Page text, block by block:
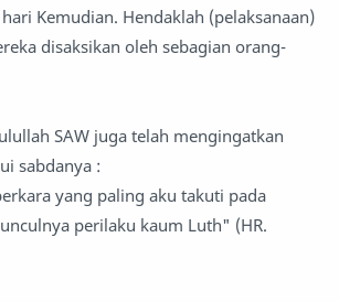
Kemudian. Hendaklah (pelaksanaan)
disaksikan oleh sebagian orang-
SAW juga telah mengingatkan
sabdanya :
yang paling aku takuti pada
perilaku kaum Luth" (HR.